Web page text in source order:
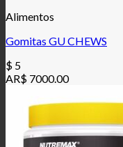
Alimentos
Gomitas GU CHEWS
$ 5
AR$ 7000.00